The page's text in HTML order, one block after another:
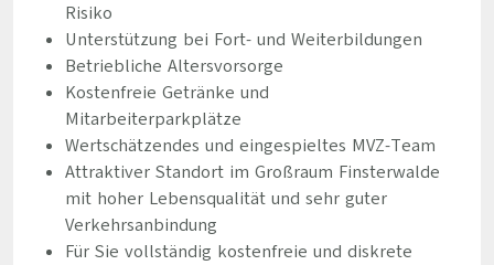
Risiko
Unterstützung bei Fort- und Weiterbildungen
Betriebliche Altersvorsorge
Kostenfreie Getränke und
Mitarbeiterparkplätze
Wertschätzendes und eingespieltes MVZ-Team
Attraktiver Standort im Großraum Finsterwalde
mit hoher Lebensqualität und sehr guter
Verkehrsanbindung
Für Sie vollständig kostenfreie und diskrete